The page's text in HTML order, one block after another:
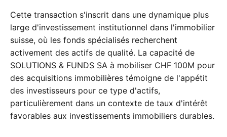
Cette transaction s'inscrit dans une dynamique plus
large d'investissement institutionnel dans l'immobilier
suisse, où les fonds spécialisés recherchent
activement des actifs de qualité. La capacité de
SOLUTIONS & FUNDS SA à mobiliser CHF 100M pour
des acquisitions immobilières témoigne de l'appétit
des investisseurs pour ce type d'actifs,
particulièrement dans un contexte de taux d'intérêt
favorables aux investissements immobiliers durables.